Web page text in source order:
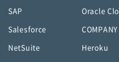
SAP Oracle
Salesforce COMPANY
NetSuite Heroku